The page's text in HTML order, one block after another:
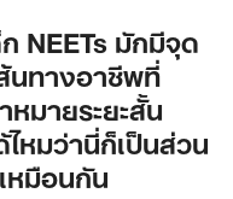
NEETs มักมีจุด
นทางอาชีพที่
มายระยะสั้น
หมว่านี่ก็เป็นส่วน
มือนกัน